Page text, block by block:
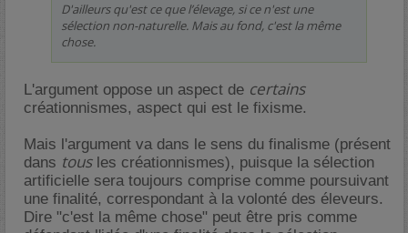
D'ailleurs qu'est ce que l’élevage, si ce n'est une
sélection non-naturelle. Mais au fond, c'est la même
chose.
L'argument oppose un aspect de certains
créationnismes, aspect qui est le fixisme.
Mais l'argument va dans le sens du finalisme (présent
dans tousles créationnismes), puisque la sélection
artificielle sera toujours comprise comme poursuivant
une finalité, correspondant à la volonté des éleveurs.
Dire "c'est la même chose" peut être pris comme